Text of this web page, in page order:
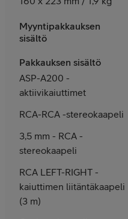
Myyntipakkauksen
sisältö
Pakkauksen sisältö
ASP-A200 -
aktiivikaiuttimet
RCA-RCA -stereokaapeli
3,5 mm - RCA -
stereokaapeli
RCA LEFT-RIGHT -
kaiuttimen liitäntäkaapeli
(3 m)